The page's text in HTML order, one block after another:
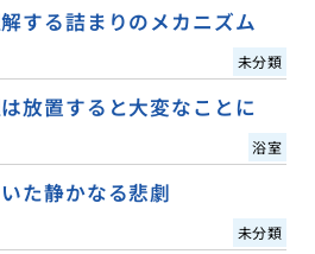
する詰まりのメカニズム
未分類
放置すると大変なことに
浴室
た静かなる悲劇
未分類